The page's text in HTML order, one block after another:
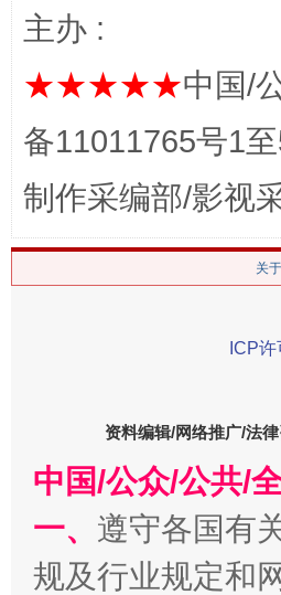
在谋一域中谋全局
主办 :
★★★★★中国/
备11011765号1
制作采编部/影视
关
ICP
资料编辑/网络推广/法律
中国/公众/公共/
一、 遵守各国有
规及行业规定和